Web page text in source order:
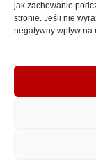
jak zachowanie
stronie. Jeśli nie
negatywny wpływ